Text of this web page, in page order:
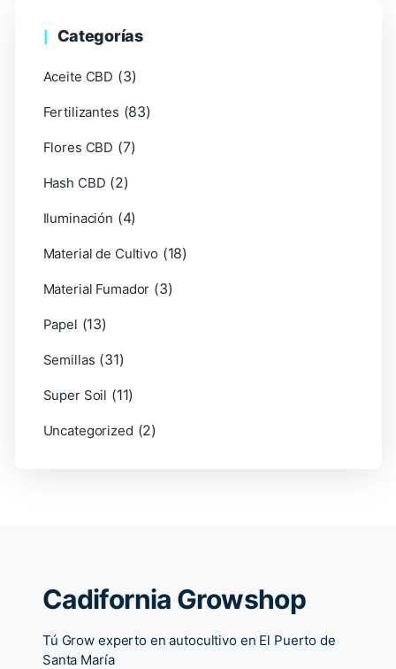
Categorías
Aceite CBD (3)
Fertilizantes (83)
Flores CBD (7)
Hash CBD (2)
Iluminación (4)
Material de Cultivo (18)
Material Fumador (3)
Papel (13)
Semillas (31)
Super Soil (11)
Uncategorized (2)
Cadifornia Growshop
Tú Grow experto en autocultivo en El Puerto de
Santa María